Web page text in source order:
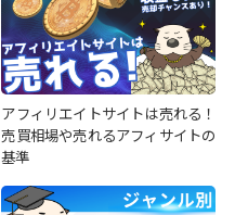
アフィリエイトサイトは売れる！
売買相場や売れるアフィサイトの
基準